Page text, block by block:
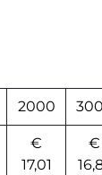
2000
€
17,01
€